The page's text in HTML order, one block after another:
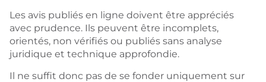
Les avis publiés en ligne doivent être appréciés
avec prudence. Ils peuvent être incomplets,
orientés, non vérifiés ou publiés sans analyse
juridique et technique approfondie.
Il ne suffit donc pas de se fonder uniquement sur